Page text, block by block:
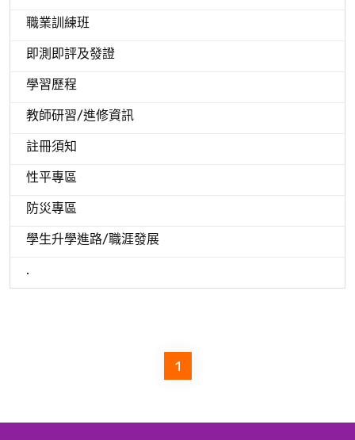
職業訓練班
即測即評及發證
學習歷程
教師研習/進修資訊
註冊須知
性平專區
防災專區
學生升學進路/職涯發展
.
1